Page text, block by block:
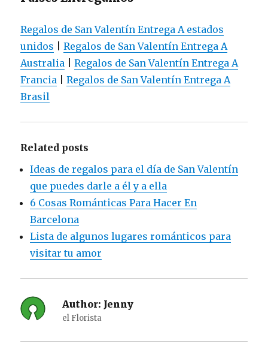
Regalos de San Valentín Entrega A estados
unidos |Regalos de San Valentín Entrega A
Australia |Regalos de San Valentín Entrega A
Francia |Regalos de San Valentín Entrega A
Brasil
Related posts
Ideas de regalos para el día de San Valentín
que puedes darle a él y a ella
6 Cosas Románticas Para Hacer En
Barcelona
Lista de algunos lugares románticos para
visitar tu amor
Author: Jenny
el Florista